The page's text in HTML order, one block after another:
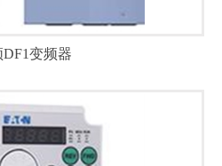
，内置张力卷绕、回原点、伺…
DF1变频器